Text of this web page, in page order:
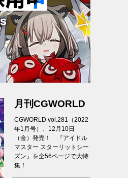
月刊CGWORLD
CGWORLD vol.281（2022
年1月号）、12月10日
（金）発売！ 『アイドル
マスター スターリットシー
ズン』を全56ページで大特
集！